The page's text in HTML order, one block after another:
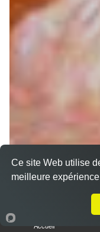
Accueil
Ce site Web utilise
meilleure